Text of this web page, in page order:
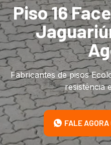
Piso 16
Fabricantes de pisos
resistência
FALE